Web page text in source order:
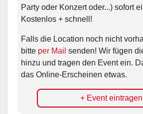
Party oder Konzert oder...) sofort
Kostenlos + schnell!
Falls die Location noch nicht
bitte per Mail senden! Wir fügen
hinzu und tragen den Event ein.
das Online-Erscheinen etwas.
+ Event eintragen